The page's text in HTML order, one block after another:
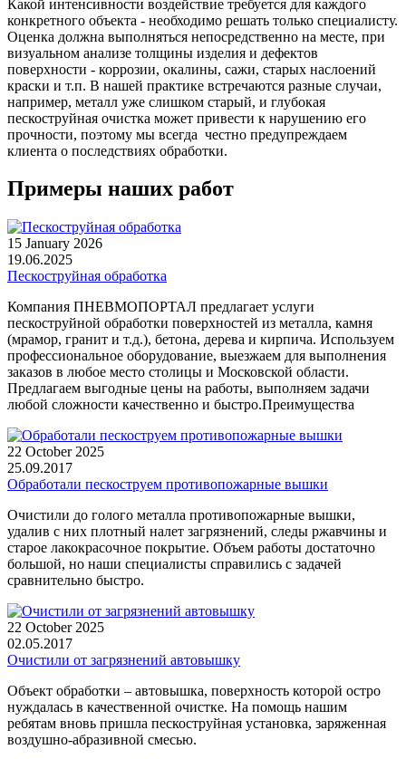
Какой интенсивности воздействие требуется для каждого
конкретного объекта - необходимо решать только специалисту.
Оценка должна выполняться непосредственно на месте, при
визуальном анализе толщины изделия и дефектов
поверхности - коррозии, окалины, сажи, старых наслоений
краски и т.п. В нашей практике встречаются разные случаи,
например, металл уже слишком старый, и глубокая
пескоструйная очистка может привести к нарушению его
прочности, поэтому мы всегда честно предупреждаем
клиента о последствиях обработки.
Примеры наших работ
15 January 2026
19.06.2025
Пескоструйная обработка
Компания ПНЕВМОПОРТАЛ предлагает услуги
пескоструйной обработки поверхностей из металла, камня
(мрамор, гранит и т.д.), бетона, дерева и кирпича. Используем
профессиональное оборудование, выезжаем для выполнения
заказов в любое место столицы и Московской области.
Предлагаем выгодные цены на работы, выполняем задачи
любой сложности качественно и быстро.Преимущества
22 October 2025
25.09.2017
Обработали пескоструем противопожарные вышки
Очистили до голого металла противопожарные вышки,
удалив с них плотный налет загрязнений, следы ржавчины и
старое лакокрасочное покрытие. Объем работы достаточно
большой, но наши специалисты справились с задачей
сравнительно быстро.
22 October 2025
02.05.2017
Очистили от загрязнений автовышку
Объект обработки – автовышка, поверхность которой остро
нуждалась в качественной очистке. На помощь нашим
ребятам вновь пришла пескоструйная установка, заряженная
воздушно-абразивной смесью.